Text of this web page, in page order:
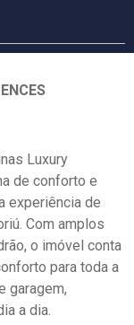
Luxury
de conforto e
experiência de
Com amplos
o imóvel conta
para toda a
garagem,
a dia.